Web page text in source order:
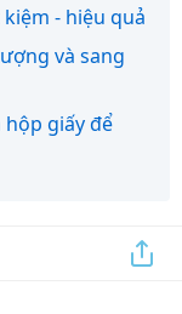
- hiệu quả
và sang
giấy để